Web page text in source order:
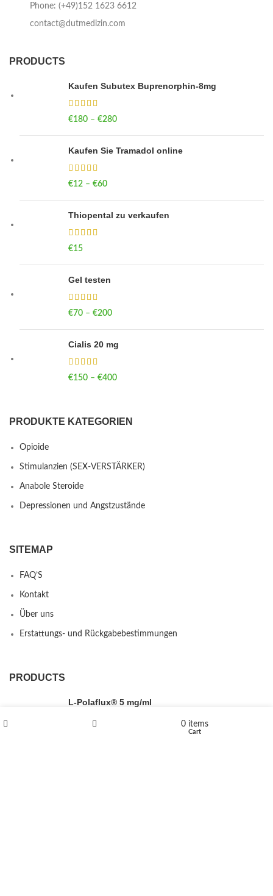
Phone: (+49)152 1623 6612
contact@dutmedizin.com
PRODUCTS
Kaufen Subutex Buprenorphin-8mg
€180 – €280
Kaufen Sie Tramadol online
€12 – €60
Thiopental zu verkaufen
€15
Gel testen
€70 – €200
Cialis 20 mg
€150 – €400
PRODUKTE KATEGORIEN
Opioide
Stimulanzien (SEX-VERSTÄRKER)
Anabole Steroide
Depressionen und Angstzustände
SITEMAP
FAQ’S
Kontakt
Über uns
Erstattungs- und Rückgabebestimmungen
PRODUCTS
L-Polaflux® 5 mg/ml
0 items
Cart